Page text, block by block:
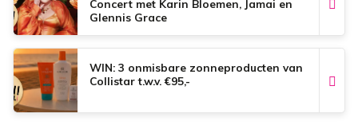
Concert met Karin Bloemen, Jamai en
Glennis Grace
WIN: 3 onmisbare zonneproducten van
Collistar t.w.v. €95,-